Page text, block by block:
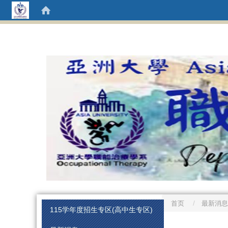
115学年度招生专区(高中生专区)
首页 最新消息
:::